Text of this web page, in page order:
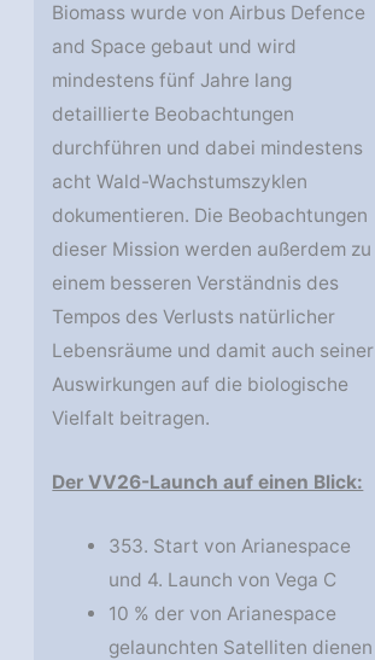
Biomass wurde von Airbus Defence
and Space gebaut und wird
mindestens fünf Jahre lang
detaillierte Beobachtungen
durchführen und dabei mindestens
acht Wald-Wachstumszyklen
dokumentieren. Die Beobachtungen
dieser Mission werden außerdem zu
einem besseren Verständnis des
Tempos des Verlusts natürlicher
Lebensräume und damit auch seiner
Auswirkungen auf die biologische
Vielfalt beitragen.
Der VV26-Launch auf einen Blick:
353. Start von Arianespace
und 4. Launch von Vega C
10 % der von Arianespace
gelaunchten Satelliten dienen